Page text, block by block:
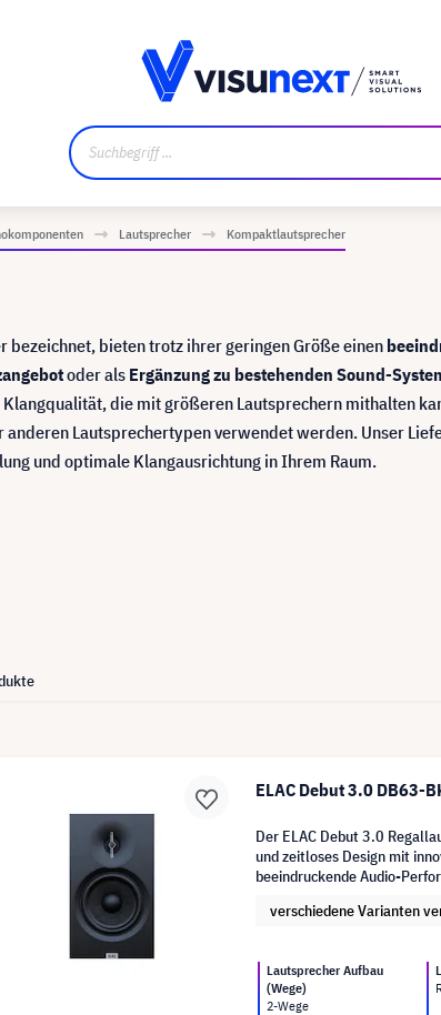
Lautsprecher Kompaktlautsprecher
bieten trotz ihrer geringen Größe einen
oder als Ergänzung zu bestehenden Sound-
die mit größeren Lautsprechern mithalten
Lautsprechertypen verwendet werden. Unser
und optimale Klangausrichtung in Ihrem Raum.
ELAC Debut 3.0 DB63-
Der ELAC Debut 3.0
und zeitloses Design mit
beeindruckende Audio-
verschiedene Varianten
Lautsprecher Aufbau
(Wege)
2-Wege